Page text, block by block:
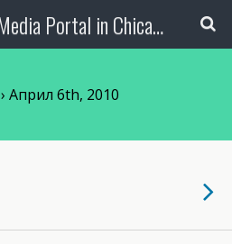
The Bulgarian Media Portal in Chicago
Април 6th, 2010